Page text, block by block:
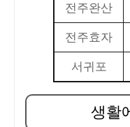
전주완산
전주효자
서귀포
생활